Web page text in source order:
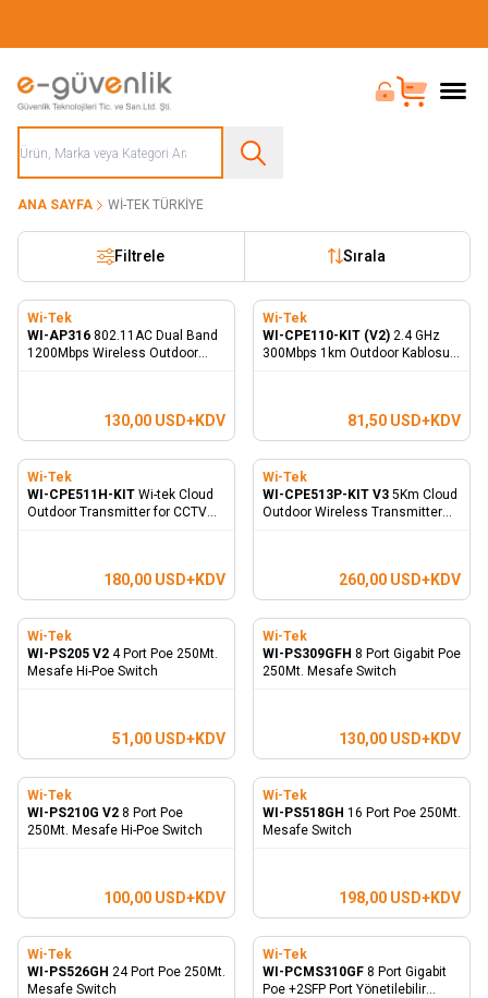
Bayi Girişi
Sepet
ANA SAYFA WI-TEK TÜRKIYE
Filtrele Sırala
Wi-Tek
WI-AP316 802.11AC Dual Band
1200Mbps Wireless Outdoor
130,00 USD+KDV
Wi-Tek
WI-CPE110-KIT (V2) 2.4 GHz
300Mbps 1km Outdoor Kablosuz
81,50 USD+KDV
Wi-Tek
WI-CPE511H-KIT Wi-tek Cloud
Outdoor Transmitter for CCTV
180,00 USD+KDV
Wi-Tek
WI-CPE513P-KIT V3 5Km Cloud
Outdoor Wireless Transmitter
260,00 USD+KDV
Wi-Tek
WI-PS205 V2 4 Port Poe 250Mt.
Mesafe Hi-Poe Switch
51,00 USD+KDV
Wi-Tek
WI-PS309GFH 8 Port Gigabit Poe
250Mt. Mesafe Switch
130,00 USD+KDV
Wi-Tek
WI-PS210G V2 8 Port Poe
250Mt. Mesafe Hi-Poe Switch
100,00 USD+KDV
Wi-Tek
WI-PS518GH 16 Port Poe 250Mt.
Mesafe Switch
198,00 USD+KDV
Wi-Tek
WI-PS526GH 24 Port Poe 250Mt.
Mesafe Switch
Wi-Tek
WI-PCMS310GF 8 Port Gigabit
Poe +2SFP Port Yönetilebilir